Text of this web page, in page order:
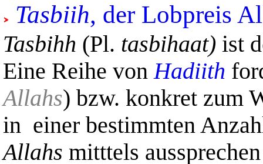
Tasbiih, der Lobpreis
Tasbihh (Pl. tasbihaat) ist
Eine Reihe vonHadiith
Allahs) bzw. konkret zum
in einer bestimmten
Allahs mitttels